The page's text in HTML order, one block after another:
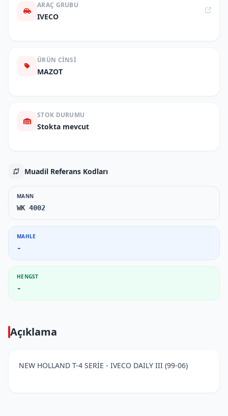
ARAÇ GRUBU
IVECO
ÜRÜN CINSI
MAZOT
STOK DURUMU
Stokta mevcut
Muadil Referans Kodları
MANN
WK 4002
MAHLE
-
HENGST
-
Açıklama
NEW HOLLAND T-4 SERİE - IVECO DAILY III (99-06)